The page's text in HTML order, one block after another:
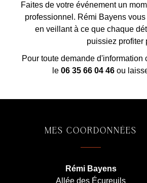
Faites de votre événement un
professionnel. Rémi Bayens
en veillant à ce que chaque
puissiez profiter
Pour toute demande d'information
le 06 35 66 04 46ou
MES COORDONNÉES
Rémi Bayens
Allée des Écureuils